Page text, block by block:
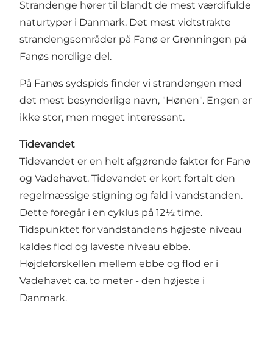
Strandenge hører til blandt de mest værdifulde
naturtyper i Danmark. Det mest vidtstrakte
strandengsområder på Fanø er Grønningen på
Fanøs nordlige del.
På Fanøs sydspids finder vi strandengen med
det mest besynderlige navn, "Hønen". Engen er
ikke stor, men meget interessant.
Tidevandet
Tidevandet er en helt afgørende faktor for Fanø
og Vadehavet. Tidevandet er kort fortalt den
regelmæssige stigning og fald i vandstanden.
Dette foregår i en cyklus på 12½ time.
Tidspunktet for vandstandens højeste niveau
kaldes flod og laveste niveau ebbe.
Højdeforskellen mellem ebbe og flod er i
Vadehavet ca. to meter - den højeste i
Danmark.